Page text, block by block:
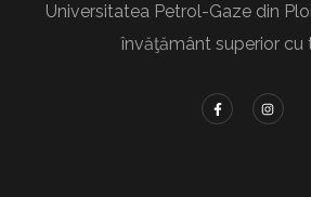
Universitatea Petrol-Gaze din
învăţământ superior cu